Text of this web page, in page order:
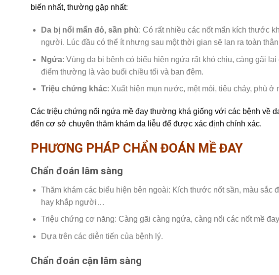
biến nhất, thường gặp nhất:
Da bị nổi mẩn đỏ, sần phù: Có rất nhiều các nốt mẩn kích thước
người. Lúc đầu có thể ít nhưng sau một thời gian sẽ lan ra toàn
Ngứa: Vùng da bị bệnh có biểu hiện ngứa rất khó chịu, càng gãi
điểm thường là vào buổi chiều tối và ban đêm.
Triệu chứng khác: Xuất hiện mụn nước, mệt mỏi, tiêu chảy, phù ở
Các triệu chứng nổi ngứa mề đay thường khá giống với các bệnh về
đến cơ sở chuyên thăm khám da liễu để được xác định chính xác.
PHƯƠNG PHÁP CHẨN ĐOÁN MỀ ĐAY
Chẩn đoán lâm sàng
Thăm khám các biểu hiện bên ngoài: Kích thước nốt sần, màu sắc
hay khắp người…
Triệu chứng cơ năng: Càng gãi càng ngứa, càng nổi các nốt mề
Dựa trên các diễn tiến của bệnh lý.
Chẩn đoán cận lâm sàng